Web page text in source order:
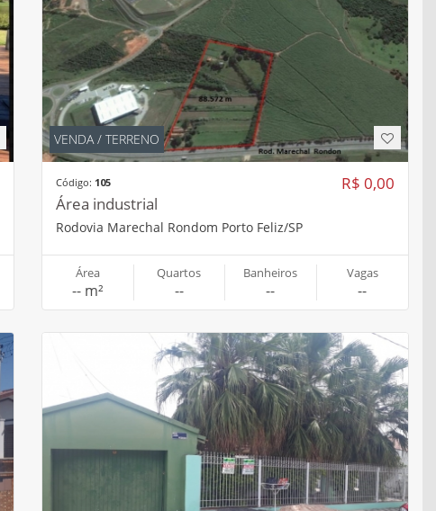
VENDA / TERRENO
R$ 0,00
Código: 105
Área industrial
Rodovia Marechal Rondom Porto Feliz/SP
Área
-- m²
Quartos
--
Banheiros
--
Vagas
--